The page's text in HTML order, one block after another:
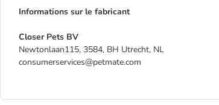
Informations sur le fabricant
Closer Pets BV
Newtonlaan115, 3584, BH Utrecht, NL
consumerservices@petmate.com